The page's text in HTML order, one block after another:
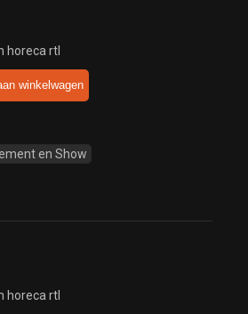
horeca rtl
winkelwagen
en Show
horeca rtl